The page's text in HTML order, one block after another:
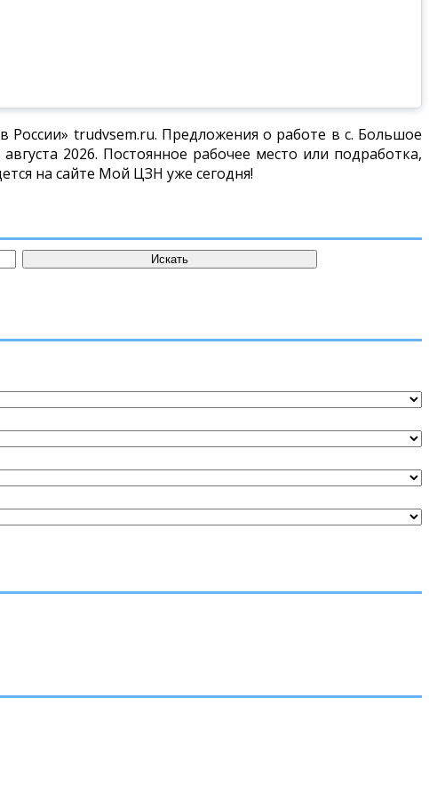
России» trudvsem.ru. Предложения о работе в с. Большое
2026. Постоянное рабочее место или подработка,
на сайте Мой ЦЗН уже сегодня!